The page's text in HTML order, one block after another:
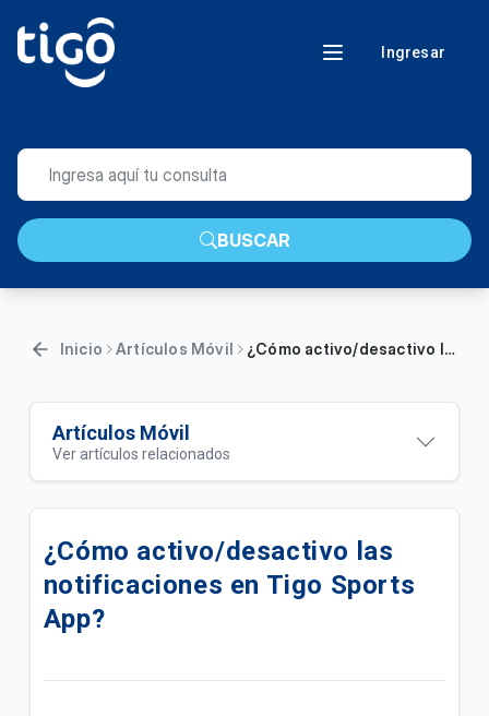
Ingresar
BUSCAR
Inicio Artículos Móvil ¿Cómo activo/desactivo las notificaciones en Tigo Sports App?
Artículos Móvil
Ver artículos relacionados
Cómo activar VoLTE en tu dispositivo 📶
¿Cómo comprar paquetes o saldo desde Mango?
¿Cómo comprar paquetes o saldo desde mi App
Ueno?
Paquetigos Ilimitados con Tigo Sports✨
¿Cómo activo/desactivo las
notificaciones en Tigo Sports
App?